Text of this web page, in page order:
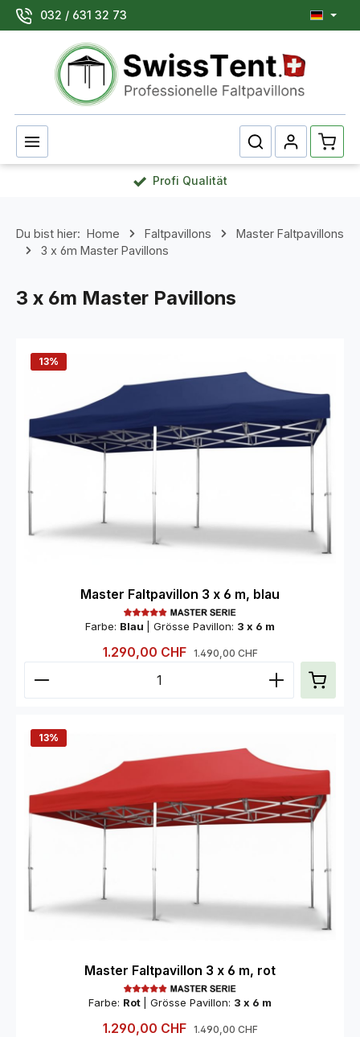
Zum Hauptinhalt springen
032 / 631 32 73
Profi Qualität
Du bist hier: Home Faltpavillons
Master Faltpavillons
3 x 6m Master Pavillons
3 x 6m Master Pavillons
13%
Master Faltpavillon 3 x 6 m, blau
Farbe: Blau Grösse Pavillon: 3 x 6 m
Verkaufspreis:
1.290,00 CHF Regulärer Preis:
1.490,00 CHF
Produkt Anzahl: Gib den gewünschten Wert
13%
Master Faltpavillon 3 x 6 m, rot
Farbe: Rot Grösse Pavillon: 3 x 6 m
Verkaufspreis:
1.290,00 CHF Regulärer Preis:
1.490,00 CHF